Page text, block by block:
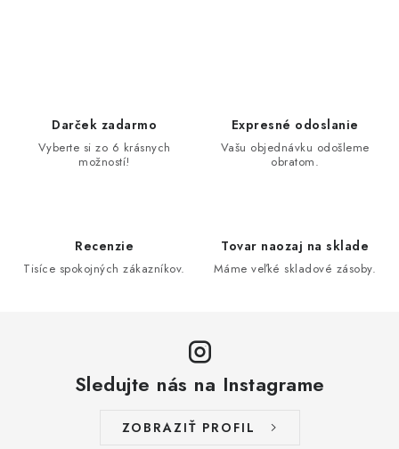
Darček zadarmo
Vyberte si zo 6 krásnych
možností!
Expresné odoslanie
Vašu objednávku odošleme
obratom.
Recenzie
Tisíce spokojných zákazníkov.
Tovar naozaj na sklade
Máme veľké skladové zásoby.
Sledujte nás na Instagrame
ZOBRAZIŤ PROFIL